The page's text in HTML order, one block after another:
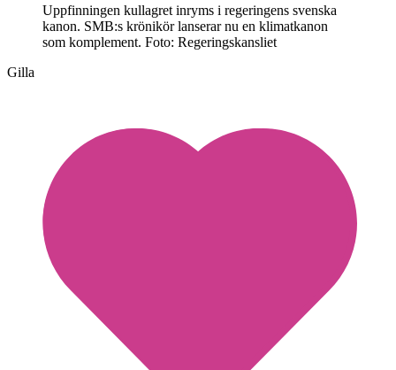
Uppfinningen kullagret inryms i regeringens svenska
kanon. SMB:s krönikör lanserar nu en klimatkanon
som komplement. Foto: Regeringskansliet
Gilla